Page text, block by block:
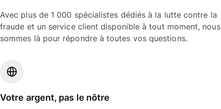
Avec plus de 1 000 spécialistes dédiés à la lutte contre la
fraude et un service client disponible à tout moment, nous
sommes là pour répondre à toutes vos questions.
Votre argent, pas le nôtre